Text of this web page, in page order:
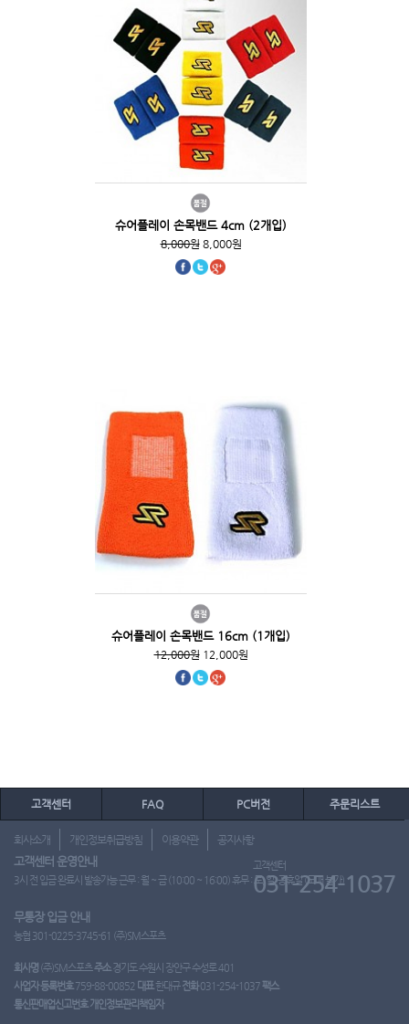
슈어플레이 손목밴드 4cm (2개입)
8,000원8,000원
슈어플레이 손목밴드 16cm (1개입)
12,000원12,000원
고객센터 FAQ PC버전 주문리스트
회사소개 개인정보취급방침 이용약관 공지사항
고객센터 운영안내
3시 전 입금 완료시 발송가능 근무 : 월 ~ 금 (10:00 ~ 16:00) 휴무 : 토, 일, 공휴일 (도매 불가)
고객센터
031-254-1037
무통장 입금 안내
농협 301-0225-3745-61 (주)SM스포츠
회사명 (주)SM스포츠주소경기도 수원시 장안구 수성로 401
사업자 등록번호759-88-00852 대표한대규 전화031-254-1037팩스
통신판매업신고번호 개인정보관리책임자